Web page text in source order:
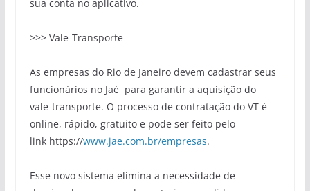
sua conta no aplicativo.
>>> Vale-Transporte
As empresas do Rio de Janeiro devem cadastrar seus
funcionários no Jaé para garantir a aquisição do
vale-transporte. O processo de contratação do VT é
online, rápido, gratuito e pode ser feito pelo
link https://www.jae.com.br/empresas.
Esse novo sistema elimina a necessidade de